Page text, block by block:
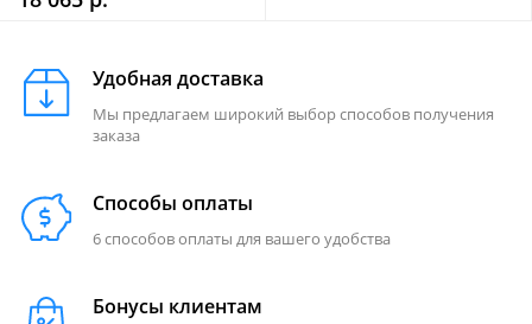
Удобная доставка
Мы предлагаем широкий выбор способов получения
заказа
Способы оплаты
6 способов оплаты для вашего удобства
Бонусы клиентам